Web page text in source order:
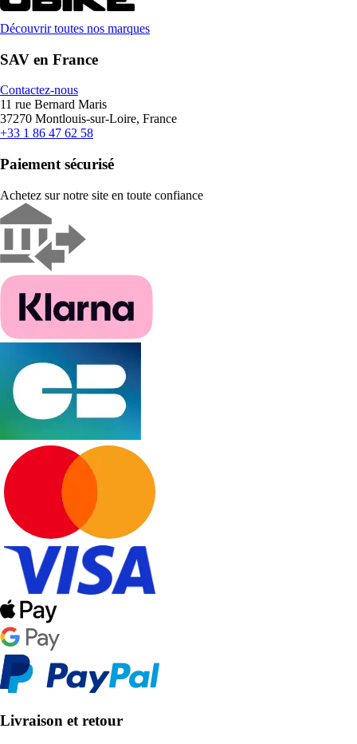
Découvrir toutes nos marques
SAV en France
Contactez-nous
11 rue Bernard Maris
37270 Montlouis-sur-Loire, France
+33 1 86 47 62 58
Paiement sécurisé
Achetez sur notre site en toute confiance
Livraison et retour